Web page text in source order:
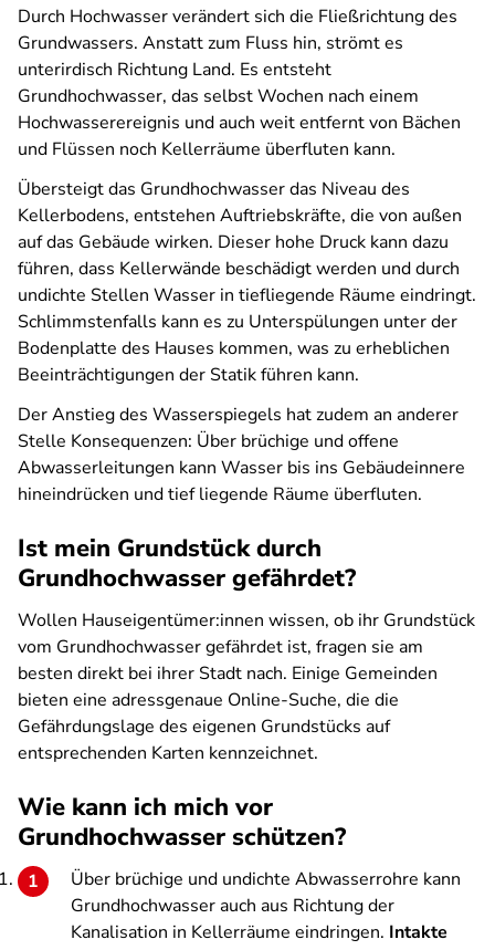
Durch Hochwasser verändert sich die Fließrichtung des
Grundwassers. Anstatt zum Fluss hin, strömt es
unterirdisch Richtung Land. Es entsteht
Grundhochwasser, das selbst Wochen nach einem
Hochwasserereignis und auch weit entfernt von Bächen
und Flüssen noch Kellerräume überfluten kann.
Übersteigt das Grundhochwasser das Niveau des
Kellerbodens, entstehen Auftriebskräfte, die von außen
auf das Gebäude wirken. Dieser hohe Druck kann dazu
führen, dass Kellerwände beschädigt werden und durch
undichte Stellen Wasser in tiefliegende Räume eindringt.
Schlimmstenfalls kann es zu Unterspülungen unter der
Bodenplatte des Hauses kommen, was zu erheblichen
Beeinträchtigungen der Statik führen kann.
Der Anstieg des Wasserspiegels hat zudem an anderer
Stelle Konsequenzen: Über brüchige und offene
Abwasserleitungen kann Wasser bis ins Gebäudeinnere
hineindrücken und tief liegende Räume überfluten.
Ist mein Grundstück durch
Grundhochwasser gefährdet?
Wollen Hauseigentümer:innen wissen, ob ihr Grundstück
vom Grundhochwasser gefährdet ist, fragen sie am
besten direkt bei ihrer Stadt nach. Einige Gemeinden
bieten eine adressgenaue Online-Suche, die die
Gefährdungslage des eigenen Grundstücks auf
entsprechenden Karten kennzeichnet.
Wie kann ich mich vor
Grundhochwasser schützen?
Über brüchige und undichte Abwasserrohre kann
Grundhochwasser auch aus Richtung der
Kanalisation in Kellerräume eindringen. Intakte